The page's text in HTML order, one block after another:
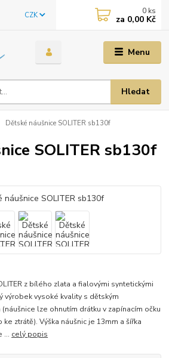
Menu
CZK
Hledat
0 ks
za 0,00 Kč
Dětské náušnice SOLITER sb130f
SOLITER sb130f
z bílého zlata a fialovými syntetickými
výrobek vysoké kvality s dětským
lze ohnutím drátku v zapínacím očku
ztrátě). Výška náušnic je 13mm a šířka
... celý popis